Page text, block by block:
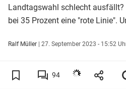
Landtagswahl schlecht ausfällt?
bei 35 Prozent eine "rote Linie".
Ralf Müller | 27. September 2023 - 15:52
94